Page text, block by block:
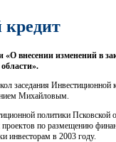
кредит
«О внесении изменений в
заседания Инвестиционной
Михайловым.
политики Псковской
проектов по размещению
инвесторам в 2003 году.